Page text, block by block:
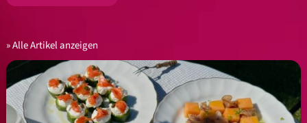
Alle Artikel anzeigen